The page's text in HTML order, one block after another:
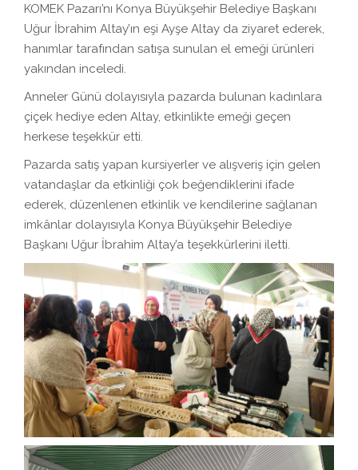
KOMEK Pazarı’nı Konya Büyükşehir Belediye Başkanı
Uğur İbrahim Altay’ın eşi Ayşe Altay da ziyaret ederek,
hanımlar tarafından satışa sunulan el emeği ürünleri
yakından inceledi.
Anneler Günü dolayısıyla pazarda bulunan kadınlara
çiçek hediye eden Altay, etkinlikte emeği geçen
herkese teşekkür etti.
Pazarda satış yapan kursiyerler ve alışveriş için gelen
vatandaşlar da etkinliği çok beğendiklerini ifade
ederek, düzenlenen etkinlik ve kendilerine sağlanan
imkânlar dolayısıyla Konya Büyükşehir Belediye
Başkanı Uğur İbrahim Altay’a teşekkürlerini iletti.